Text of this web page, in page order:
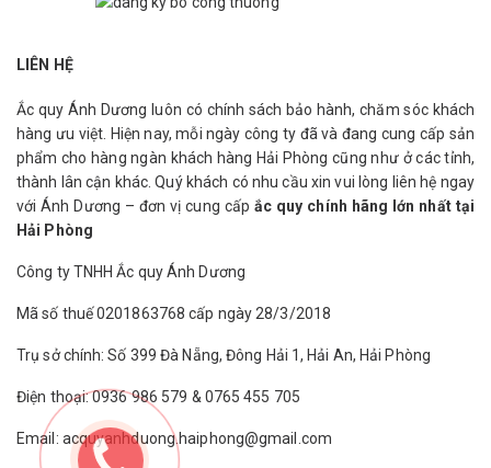
LIÊN HỆ
Ắc quy Ánh Dương luôn có chính sách bảo hành, chăm sóc khách
hàng ưu việt. Hiện nay, mỗi ngày công ty đã và đang cung cấp sản
phẩm cho hàng ngàn khách hàng Hải Phòng cũng như ở các tỉnh,
thành lân cận khác. Quý khách có nhu cầu xin vui lòng liên hệ ngay
với Ánh Dương – đơn vị cung cấp ắc quy chính hãng lớn nhất tại
Hải Phòng
Công ty TNHH Ắc quy Ánh Dương
Mã số thuế 0201863768 cấp ngày 28/3/2018
Trụ sở chính: Số 399 Đà Nẵng, Đông Hải 1, Hải An, Hải Phòng
Điện thoại: 0936 986 579 & 0765 455 705
Email: acquyanhduong.haiphong@gmail.com